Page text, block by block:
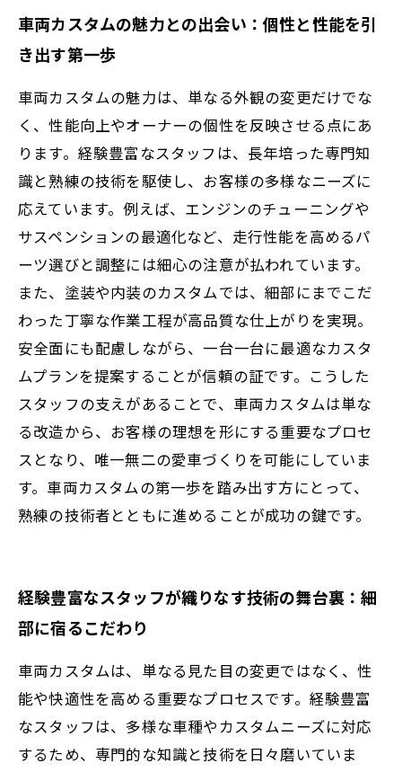
頼される理由とは
完成したカスタム車両の輝きと未来：技術と
情熱が織り成す一台の物語
車両カスタムの基本と最新技術：初心者でも
わかる基礎知識
なぜ経験豊富なスタッフが選ばれるのか？車
屋のプロフェッショナルの秘密
車両カスタムの魅力との出会い：個性と性能を引
き出す第一歩
車両カスタムの魅力は、単なる外観の変更だけでな
く、性能向上やオーナーの個性を反映させる点にあ
ります。経験豊富なスタッフは、長年培った専門知
識と熟練の技術を駆使し、お客様の多様なニーズに
応えています。例えば、エンジンのチューニングや
サスペンションの最適化など、走行性能を高めるパ
ーツ選びと調整には細心の注意が払われています。
また、塗装や内装のカスタムでは、細部にまでこだ
わった丁寧な作業工程が高品質な仕上がりを実現。
安全面にも配慮しながら、一台一台に最適なカスタ
ムプランを提案することが信頼の証です。こうした
スタッフの支えがあることで、車両カスタムは単な
る改造から、お客様の理想を形にする重要なプロセ
スとなり、唯一無二の愛車づくりを可能にしていま
す。車両カスタムの第一歩を踏み出す方にとって、
熟練の技術者とともに進めることが成功の鍵です。
経験豊富なスタッフが織りなす技術の舞台裏：細
部に宿るこだわり
車両カスタムは、単なる見た目の変更ではなく、性
能や快適性を高める重要なプロセスです。経験豊富
なスタッフは、多様な車種やカスタムニーズに対応
するため、専門的な知識と技術を日々磨いていま